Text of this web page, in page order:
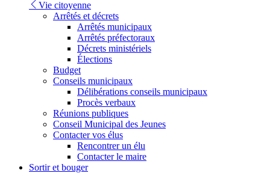
Vie citoyenne
Arrêtés et décrets
Arrêtés municipaux
Arrêtés préfectoraux
Décrets ministériels
Élections
Budget
Conseils municipaux
Délibérations conseils municipaux
Procès verbaux
Réunions publiques
Conseil Municipal des Jeunes
Contacter vos élus
Rencontrer un élu
Contacter le maire
Sortir et bouger